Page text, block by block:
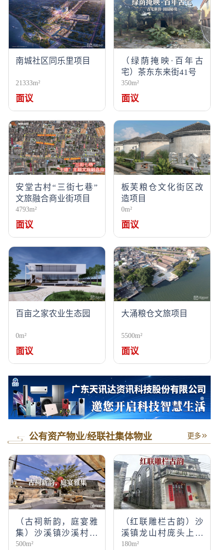
南城社区同乐里项目
21333m²
面议
（绿荫掩映·百年古
宅）茶东东来街41号
350m²
面议
安堂古村“三街七巷”
文旅融合商业街项目
4793m²
面议
板芙粮仓文化街区改
造项目
0m²
面议
百亩之家农业生态园
0m²
面议
大涌粮仓文旅项目
5500m²
面议
公有资产物业/经联社集体物业 更多
（古祠新韵，庭宴雅
集）沙溪镇沙溪村岭
后亨和平街39号
500m²
（红联雕栏古韵）沙
溪镇龙山村庞头上街
45号
180m²